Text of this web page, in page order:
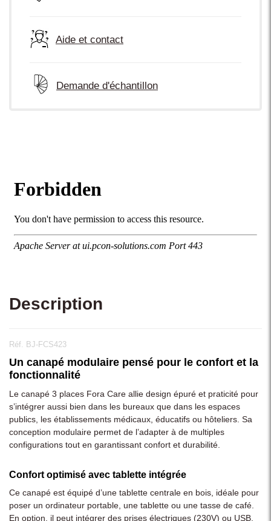
Aide et contact
Demande d'échantillon
Description
Réf. BJ-FCS423
Un canapé modulaire pensé pour le confort et la
fonctionnalité
Le canapé 3 places Fora Care allie design épuré et praticité pour
s’intégrer aussi bien dans les bureaux que dans les espaces
publics, les établissements médicaux, éducatifs ou hôteliers. Sa
conception modulaire permet de l’adapter à de multiples
configurations tout en garantissant confort et durabilité.
Confort optimisé avec tablette intégrée
Ce canapé est équipé d’une tablette centrale en bois, idéale pour
poser un ordinateur portable, une tablette ou une tasse de café.
En option, il peut intégrer des prises électriques (230V) ou USB,